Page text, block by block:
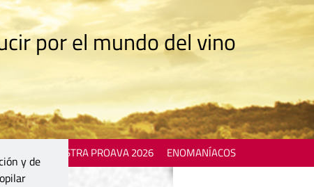
por el mundo del vino
MOSTRA PROAVA 2026 ENOMANÍACOS
y de